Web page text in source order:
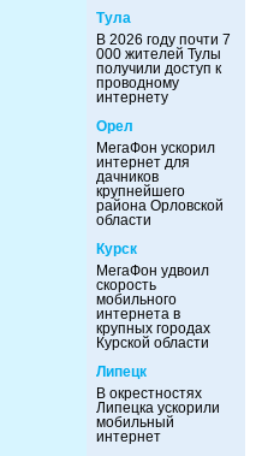
Тула
В 2026 году почти 7
000 жителей Тулы
получили доступ к
проводному
интернету
Орел
МегаФон ускорил
интернет для
дачников
крупнейшего
района Орловской
области
Курск
МегаФон удвоил
скорость
мобильного
интернета в
крупных городах
Курской области
Липецк
В окрестностях
Липецка ускорили
мобильный
интернет